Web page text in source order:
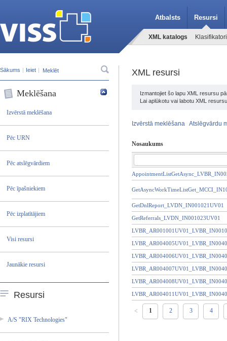
Atbalsts Resursi
XML katalogs Klasifikatori
Sākums | Ieiet |
Meklēšana
Izvērstā meklēšana
Pēc URN
Pēc atslēgvārdiem
Pēc īpašniekiem
Pēc izplatītājiem
Visi resursi
Jaunākie resursi
Resursi
A/S "RIX Technol­ogies"
XML resursi
Izmantojiet šo lapu XML resursu
Lai aplūkotu vai labotu XML
Izvērstā meklēšana Atslēgvārdu
Nosaukums
GetDnlReport_LVDN_IN001021UV01
GetReferrals_LVDN_IN001023UV01
< 1 2 3 4